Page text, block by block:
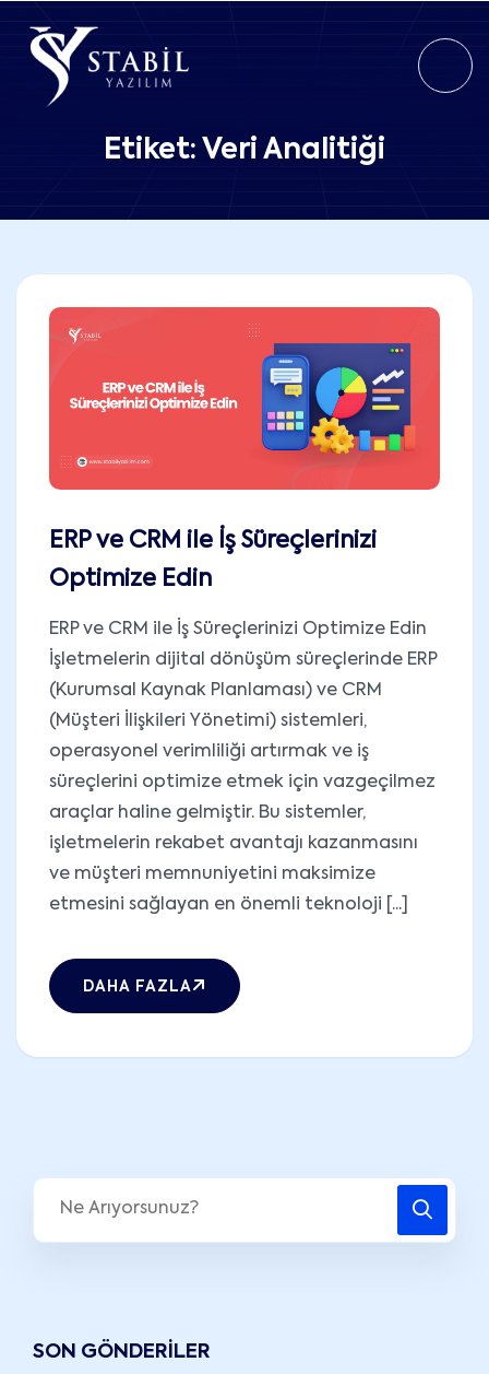
Etiket: Veri Analitiği
ERP ve CRM ile İş Süreçlerinizi
Optimize Edin
ERP ve CRM ile İş Süreçlerinizi Optimize Edin
İşletmelerin dijital dönüşüm süreçlerinde ERP
(Kurumsal Kaynak Planlaması) ve CRM
(Müşteri İlişkileri Yönetimi) sistemleri,
operasyonel verimliliği artırmak ve iş
süreçlerini optimize etmek için vazgeçilmez
araçlar haline gelmiştir. Bu sistemler,
işletmelerin rekabet avantajı kazanmasını
ve müşteri memnuniyetini maksimize
etmesini sağlayan en önemli teknoloji [...]
DAHA FAZLA
SON GÖNDERILER